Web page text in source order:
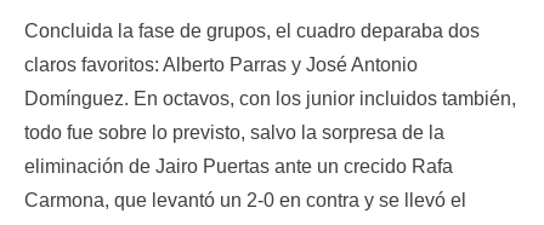
Concluida la fase de grupos, el cuadro deparaba dos
claros favoritos: Alberto Parras y José Antonio
Domínguez. En octavos, con los junior incluidos también,
todo fue sobre lo previsto, salvo la sorpresa de la
eliminación de Jairo Puertas ante un crecido Rafa
Carmona, que levantó un 2-0 en contra y se llevó el